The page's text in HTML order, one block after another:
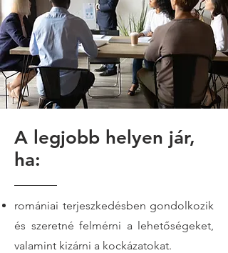
A legjobb helyen jár,
ha:
romániai terjeszkedésben gondolkozik
és szeretné felmérni a lehetőségeket,
valamint kizárni a kockázatokat.